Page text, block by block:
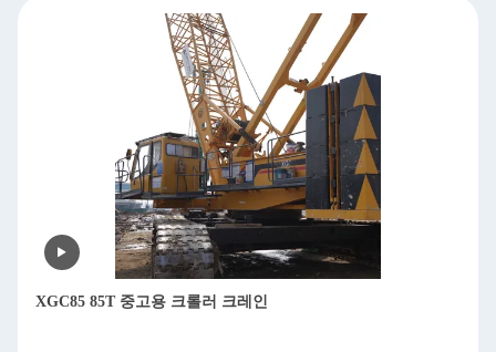
XGC85 85T 중고용 크롤러 크레인